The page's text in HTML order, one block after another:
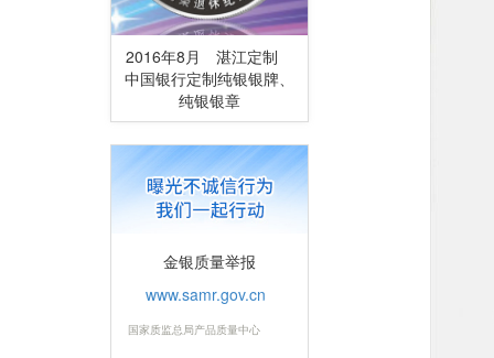
2016年8月 湛江定制
中国银行定制纯银银牌、
纯银银章
金银质量举报
www.samr.gov.cn
国家质监总局产品质量中心